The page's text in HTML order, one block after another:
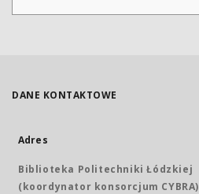
DANE KONTAKTOWE
Adres
Biblioteka Politechniki Łódzkiej
(koordynator konsorcjum CYBRA)